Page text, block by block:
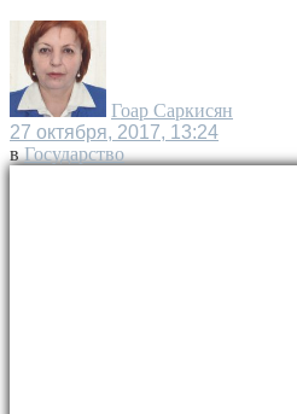
Гоар Саркисян
27 октября, 2017, 13:24
в Государство